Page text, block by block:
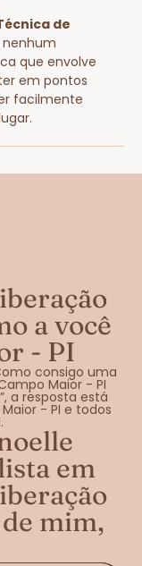
de
que envolve
em pontos
facilmente
a você
- PI
consigo uma
Maior - PI
a resposta está
- PI e todos
em
mim,